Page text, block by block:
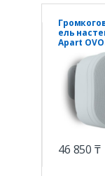
ель
Apart
46 850 ₸